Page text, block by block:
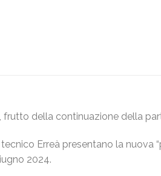
della continuazione della
Erreà presentano la nuova
2024.